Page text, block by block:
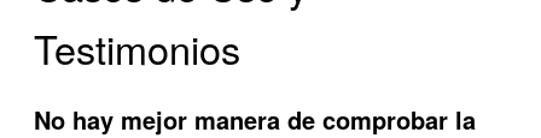
Testimonios
No hay mejor manera de comprobar la